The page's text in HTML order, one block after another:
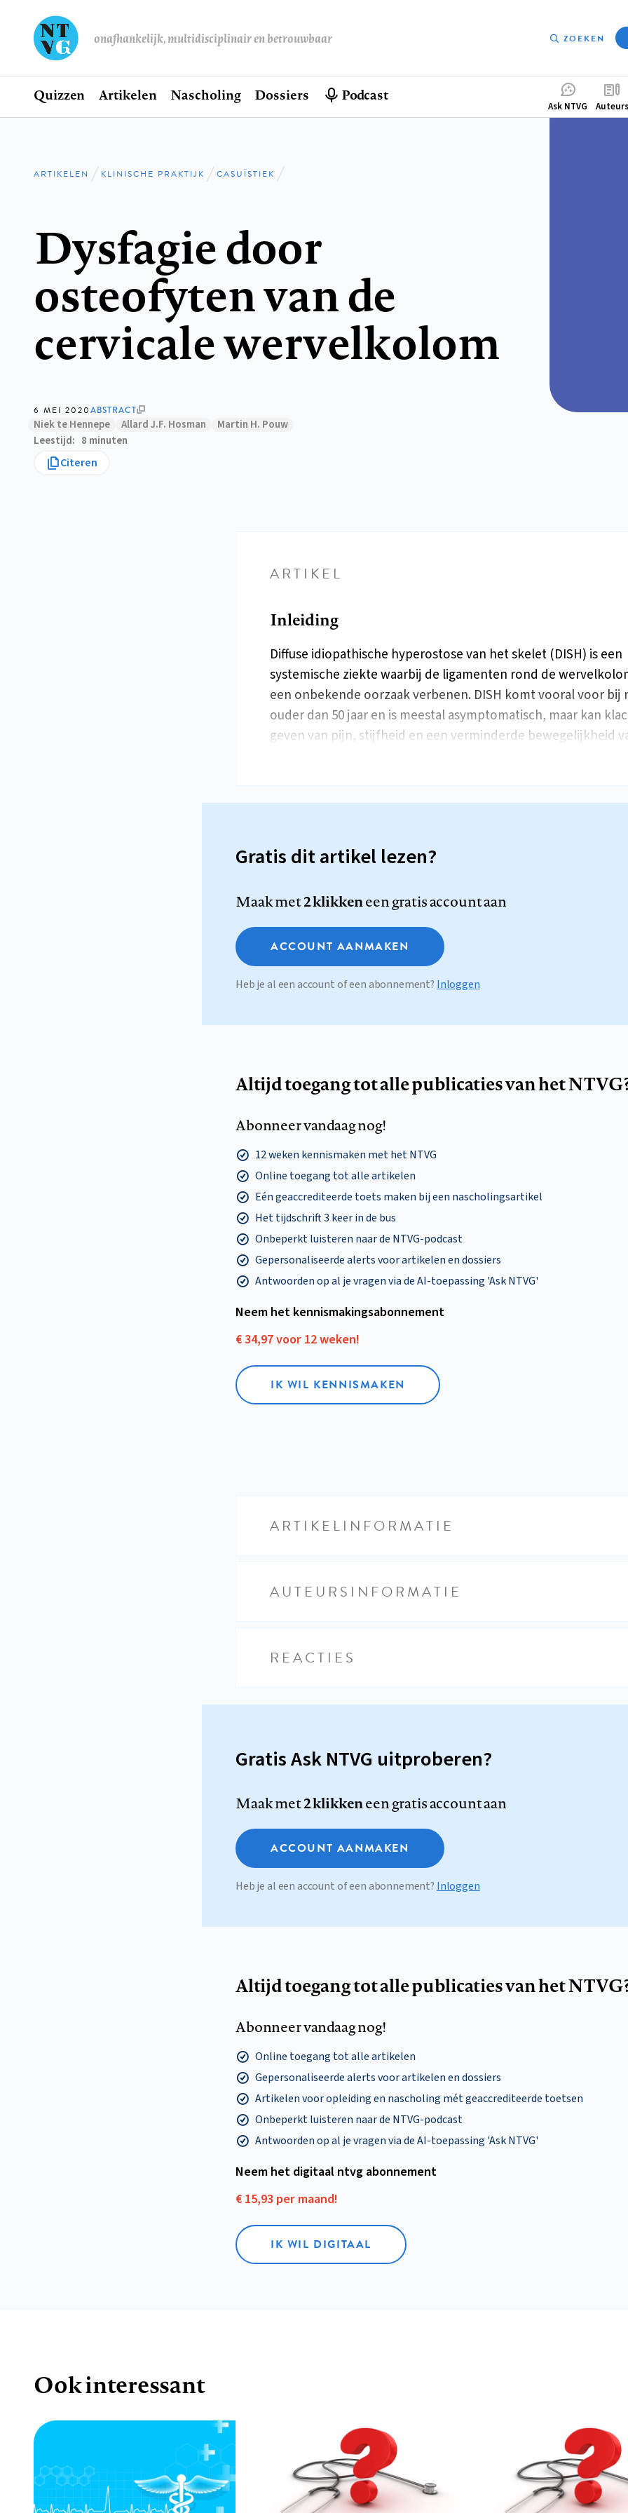
onafhankelijk, multidisciplinair en betrouwbaar ZOEKEN
Hoofdnavigatie
Home
Quizzen Artikelen Nascholing Dossiers Podcast
Ask NTVG Auteurs
Kruimelpad
ARTIKELEN KLINISCHE PRAKTIJK CASUÏSTIEK
Dysfagie door
osteofyten van de
cervicale wervelkolom
6 MEI 2020ABSTRACT
Niek te Hennepe Allard J.F. Hosman
Martin H. Pouw
Leestijd
8 minuten
Citeren
ARTIKEL
Inleiding
Diffuse idiopathische hyperostose van het skelet (DISH) is een
systemische ziekte waarbij de ligamenten rond de
een onbekende oorzaak verbenen. DISH komt vooral voor bij
ouder dan 50 jaar en is meestal asymptomatisch, maar kan
geven van pijn, stijfheid en een verminderde bewegelijkheid
Gratis dit artikel lezen?
Maak met2 klikkeneen gratis account aan
ACCOUNT AANMAKEN
Heb je al een account of een abonnement? Inloggen
Altijd toegang tot alle publicaties van het
Abonneer vandaag nog!
12 weken kennismaken met het NTVG
Online toegang tot alle artikelen
Eén geaccrediteerde toets maken bij een nascholingsartikel
Het tijdschrift 3 keer in de bus
Onbeperkt luisteren naar de NTVG-podcast
Gepersonaliseerde alerts voor artikelen en dossiers
Antwoorden op al je vragen via de AI-toepassing 'Ask NTVG'
Neem het kennismakings­abonnement
€ 34,97 voor 12 weken!
IK WIL KENNISMAKEN
ARTIKELINFORMATIE
AUTEURSINFORMATIE
REACTIES
Gratis Ask NTVG uitproberen?
Maak met2 klikkeneen gratis account aan
ACCOUNT AANMAKEN
Heb je al een account of een abonnement? Inloggen
Altijd toegang tot alle publicaties van het
Abonneer vandaag nog!
Online toegang tot alle artikelen
Gepersonaliseerde alerts voor artikelen en dossiers
Artikelen voor opleiding en nascholing mét geaccrediteerde toetsen
Onbeperkt luisteren naar de NTVG-podcast
Antwoorden op al je vragen via de AI-toepassing 'Ask NTVG'
Neem het digitaal ntvg abonnement
€ 15,93 per maand!
IK WIL DIGITAAL
Ook interessant